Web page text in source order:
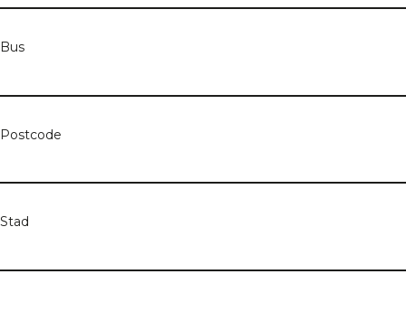
Bus
Postcode
Stad